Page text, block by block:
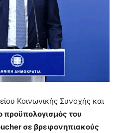
Κοινωνικής Συνοχής και
προϋπολογισμός του
σε βρεφονηπιακούς